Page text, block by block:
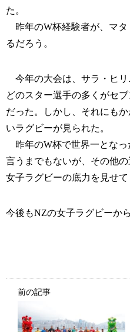
た。
昨年のW杯経験者が、マタ
るだろう。
今年の大会は、サラ・ヒリ
どのスター選手の多くがセ
だった。しかし、それにも
いラグビーが見られた。
昨年のW杯で世界一となっ
言うまでもないが、その他
女子ラグビーの底力を見せて
今後もNZの女子ラグビーか
前の記事